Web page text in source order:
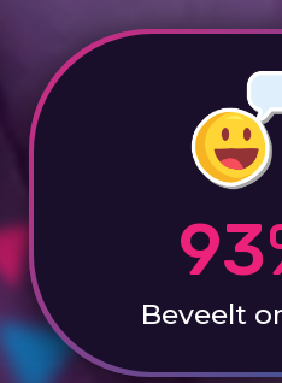
Beveelt